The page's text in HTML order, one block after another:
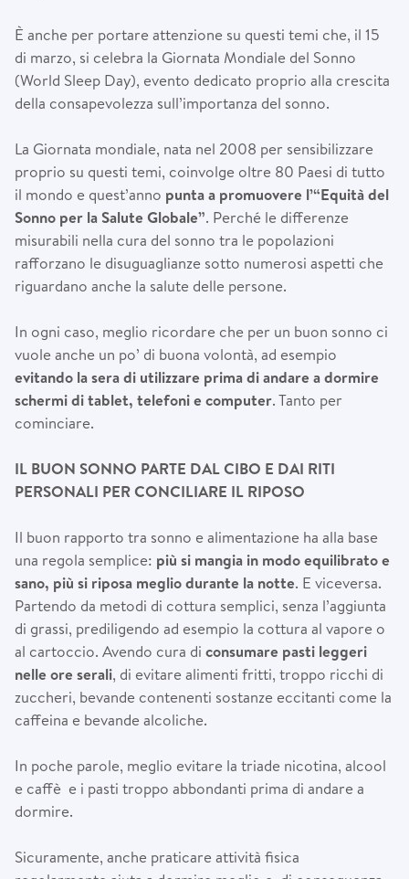
È anche per portare attenzione su questi temi che, il 15
di marzo, si celebra la Giornata Mondiale del Sonno
(World Sleep Day), evento dedicato proprio alla crescita
della consapevolezza sull’importanza del sonno.
La Giornata mondiale, nata nel 2008 per sensibilizzare
proprio su questi temi, coinvolge oltre 80 Paesi di tutto
il mondo e quest’anno punta a promuovere l’“Equità del
Sonno per la Salute Globale”. Perché le differenze
misurabili nella cura del sonno tra le popolazioni
rafforzano le disuguaglianze sotto numerosi aspetti che
riguardano anche la salute delle persone.
In ogni caso, meglio ricordare che per un buon sonno ci
vuole anche un po’ di buona volontà, ad esempio
evitando la sera di utilizzare prima di andare a dormire
schermi di tablet, telefoni e computer. Tanto per
cominciare.
IL BUON SONNO PARTE DAL CIBO E DAI RITI
PERSONALI PER CONCILIARE IL RIPOSO
Il buon rapporto tra sonno e alimentazione ha alla base
una regola semplice: più si mangia in modo equilibrato e
sano, più si riposa meglio durante la notte. E viceversa.
Partendo da metodi di cottura semplici, senza l’aggiunta
di grassi, prediligendo ad esempio la cottura al vapore o
al cartoccio. Avendo cura di consumare pasti leggeri
nelle ore serali, di evitare alimenti fritti, troppo ricchi di
zuccheri, bevande contenenti sostanze eccitanti come la
caffeina e bevande alcoliche.
In poche parole, meglio evitare la triade nicotina, alcool
e caffè e i pasti troppo abbondanti prima di andare a
dormire.
Sicuramente, anche praticare attività fisica